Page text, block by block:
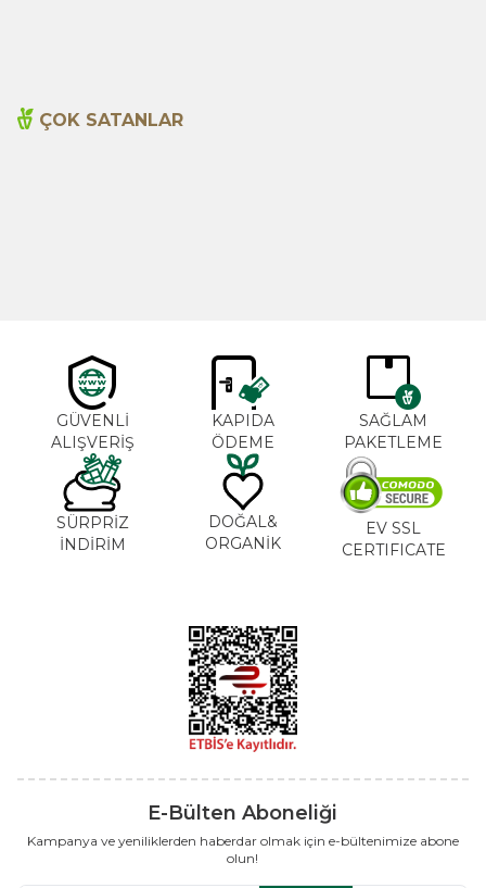
ÇOK SATANLAR
GÜVENLİ
ALIŞVERİŞ
KAPIDA
ÖDEME
SAĞLAM
PAKETLEME
SÜRPRİZ
İNDİRİM
DOĞAL&
ORGANİK
EV SSL
CERTIFICATE
E-Bülten Aboneliği
Kampanya ve yeniliklerden haberdar olmak için e-bültenimize abone
olun!